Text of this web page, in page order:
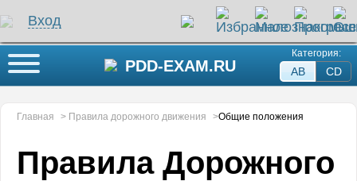
Вход
Кнопка меню PDD-EXAM.RU
Категория:
AB СD
Главная > Правила дорожного движения >Общие положения
Правила Дорожного